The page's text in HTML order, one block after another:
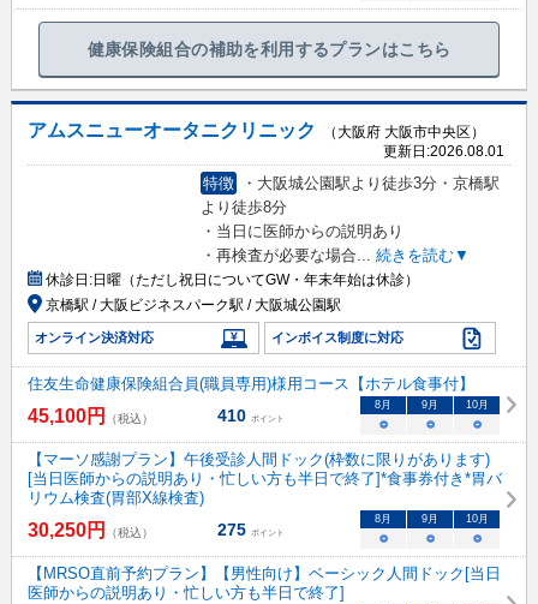
健康保険組合の補助を利用するプランはこちら
アムスニューオータニクリニック
（大阪府 大阪市中央区）
更新日:2026.08.01
特徴
・大阪城公園駅より徒歩3分・京橋駅
より徒歩8分
・当日に医師からの説明あり
・再検査が必要な場合... 続きを読む▼
休診日:日曜（ただし祝日についてGW・年末年始は休診）
京橋駅 / 大阪ビジネスパーク駅 / 大阪城公園駅
オンライン決済対応 インボイス制度に対応
住友生命健康保険組合員(職員専用)様用コース【ホテル食事付】
45,100円 （税込） 410 ポイント
8月 9月 10月
○ ○ ○
【マーソ感謝プラン】午後受診人間ドック(枠数に限りがあります)
[当日医師からの説明あり・忙しい方も半日で終了]*食事券付き*胃バ
リウム検査(胃部X線検査)
30,250円 （税込） 275 ポイント
8月 9月 10月
○ ○ ○
【MRSO直前予約プラン】【男性向け】ベーシック人間ドック[当日
医師からの説明あり・忙しい方も半日で終了]